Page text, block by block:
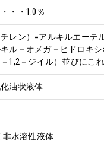
・・1.0％
レン）=アルキルエーテ
ル－オメガ－ヒドロキ
－1,2－ジイル）並びにこ
油状液体
非水溶性液体